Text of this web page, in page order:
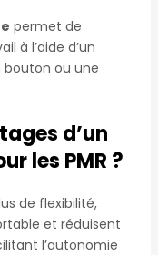
permet de
à l’aide d’un
ou une
d’un
les PMR ?
de flexibilité,
et réduisent
l’autonomie